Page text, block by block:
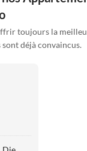
toujours la
sont déjà convaincus.